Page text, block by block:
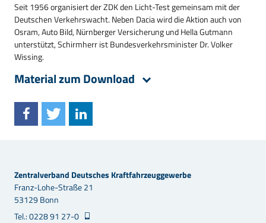
Seit 1956 organisiert der ZDK den Licht-Test gemeinsam mit der
Deutschen Verkehrswacht. Neben Dacia wird die Aktion auch von
Osram, Auto Bild, Nürnberger Versicherung und Hella Gutmann
unterstützt, Schirmherr ist Bundesverkehrsminister Dr. Volker
Wissing.
Material zum Download
Zentralverband Deutsches Kraftfahrzeuggewerbe
Franz-Lohe-Straße 21
53129 Bonn
Tel.: 0228 91 27-0